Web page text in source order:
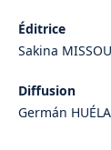
Éditrice
Sakina
Diffusion
Germán